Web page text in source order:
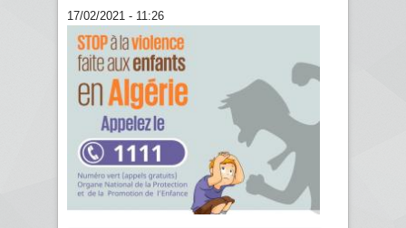
17/02/2021 - 11:26